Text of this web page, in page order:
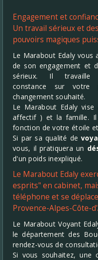
Engagement et
Un travail sérieux et des
pouvoirs magiques
Le Marabout Edaly vous
de son engagement et
sérieux. Il travaille
constance sur votre
changement souhaité.
Le Marabout Edaly
affectif ) et la famille.
fonction de votre étoile
Si par sa qualité de
vous, il pratiquera un
d'un poids inexpliqué.
Le Marabout Edaly
esprits" en cabinet,
téléphone et se
Provence-Alpes-Côte-
Le Marabout Voyant
le département des
rendez-vous de
Si vous souhaitez, une